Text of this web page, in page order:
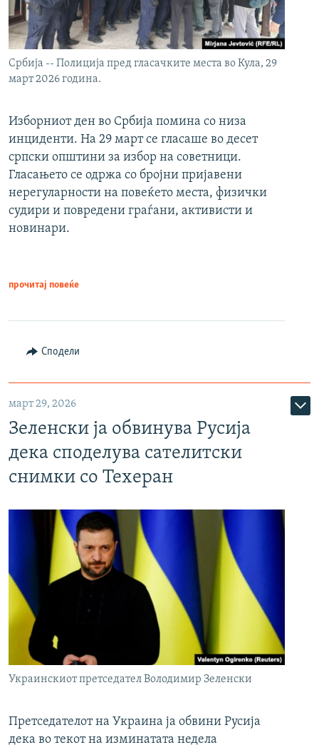
Србија -- Полиција пред гласачките места во Кула, 29
март 2026 година.
Изборниот ден во Србија помина со низа
инциденти. На 29 март се гласаше во десет
српски општини за избор на советници.
Гласањето се одржа со бројни пријавени
нерегуларности на повеќето места, физички
судири и повредени граѓани, активисти и
новинари.
прочитај повеќе
Сподели
март 29, 2026
Зеленски ја обвинува Русија
дека споделува сателитски
снимки со Техеран
Украинскиот претседател Володимир Зеленски
Претседателот на Украина ја обвини Русија
дека во текот на изминатата недела